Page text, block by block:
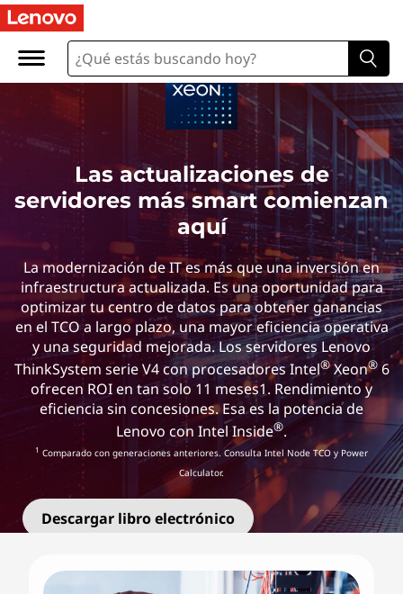
Las actualizaciones de
servidores más smart comienzan
aquí
La modernización de IT es más que una inversión en
infraestructura actualizada. Es una oportunidad para
optimizar tu centro de datos para obtener ganancias
en el TCO a largo plazo, una mayor eficiencia operativa
y una seguridad mejorada. Los servidores Lenovo
ThinkSystem serie V4 con procesadores Intel®Xeon®6
ofrecen ROI en tan solo 11 meses1. Rendimiento y
eficiencia sin concesiones. Esa es la potencia de
Lenovo con Intel Inside®.
1 Comparado con generaciones anteriores. Consulta Intel Node TCO y Power
Calculator.
Descargar libro electrónico